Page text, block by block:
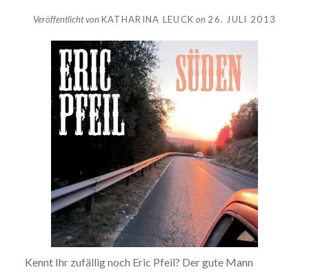
Veröffentlicht vonKATHARINA LEUCK on 26. JULI 2013
Kennt Ihr zufällig noch Eric Pfeil? Der gute Mann